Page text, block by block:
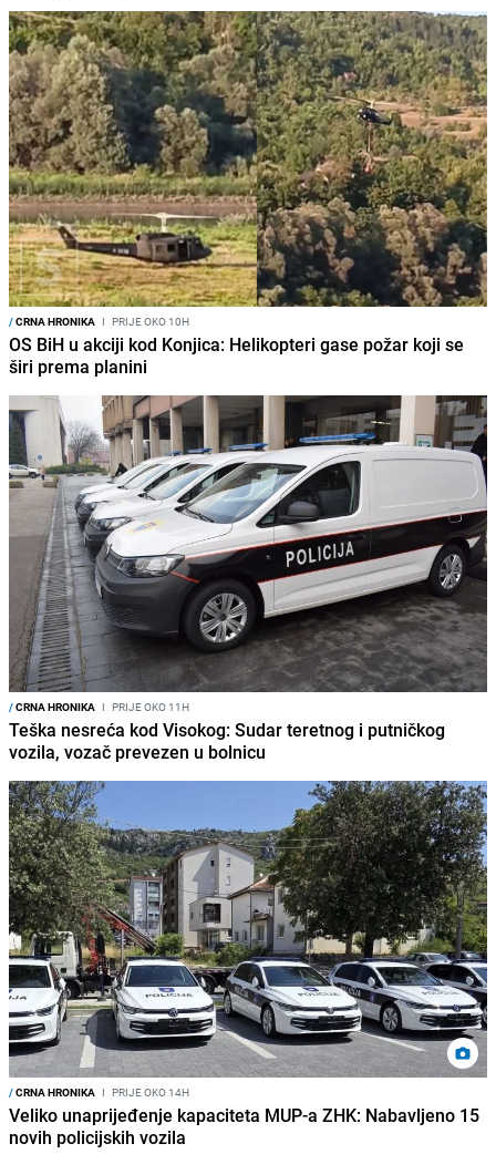
/CRNA HRONIKA I PRIJE OKO 10H
OS BiH u akciji kod Konjica: Helikopteri gase požar koji se
širi prema planini
/CRNA HRONIKA I PRIJE OKO 11H
Teška nesreća kod Visokog: Sudar teretnog i putničkog
vozila, vozač prevezen u bolnicu
/CRNA HRONIKA I PRIJE OKO 14H
Veliko unaprijeđenje kapaciteta MUP-a ZHK: Nabavljeno 15
novih policijskih vozila